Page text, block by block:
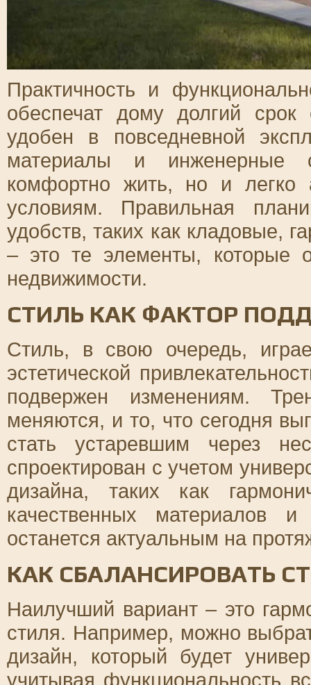
Практичность и
обеспечат дому долгий
удобен в повседневной
материалы и инженерные
комфортно жить, но и легко
условиям. Правильная
удобств, таких как кладовые,
– это те элементы, которые
недвижимости.
СТИЛЬ КАК ФАКТОР
Стиль, в свою очередь,
эстетической
подвержен изменениям.
меняются, и то, что сегодня
стать устаревшим через
спроектирован с учетом
дизайна, таких как
качественных материалов и
останется актуальным на
КАК СБАЛАНСИРОВАТЬ
Наилучший вариант – это
стиля. Например, можно
дизайн, который будет
учитывая функциональность